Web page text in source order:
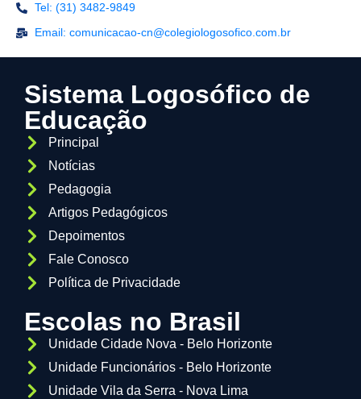
Tel: (31) 3482-9849
Email: comunicacao-cn@colegiologosofico.com.br
Sistema Logosófico de
Educação
Principal
Notícias
Pedagogia
Artigos Pedagógicos
Depoimentos
Fale Conosco
Política de Privacidade
Escolas no Brasil
Unidade Cidade Nova - Belo Horizonte
Unidade Funcionários - Belo Horizonte
Unidade Vila da Serra - Nova Lima